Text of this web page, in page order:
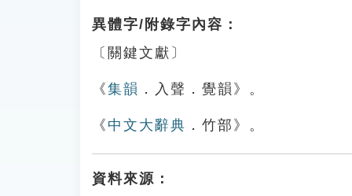
異體字/附錄字內容：
〔關鍵文獻〕
《集韻 ．入聲．覺韻》。
《 中文大辭典 ．竹部》。
資料來源：